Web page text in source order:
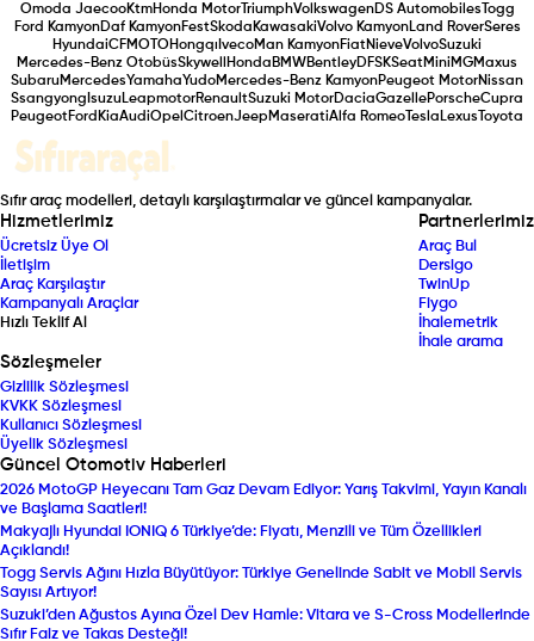
Omoda JaecooKtmHonda MotorTriumphVolkswagenDS Automobiles Togg
Ford KamyonDaf KamyonFestSkoda KawasakiVolvo KamyonLand RoverSeres
HyundaiCFMOTOHongqı IvecoMan KamyonFiatNieveVolvoSuzuki
Mercedes-Benz OtobüsSkywell Honda BMWBentleyDFSKSeatMini MGMaxus
SubaruMercedesYamahaYudoMercedes-Benz KamyonPeugeot MotorNissan
Ssangyong IsuzuLeapmotorRenaultSuzuki MotorDaciaGazellePorscheCupra
PeugeotFord KiaAudiOpel CitroenJeep MaseratiAlfa Romeo Tesla Lexus Toyota
Sıfır araç modelleri, detaylı karşılaştırmalar ve güncel kampanyalar.
Hizmetlerimiz
Ücretsiz Üye Ol
İletişim
Araç Karşılaştır
Kampanyalı Araçlar
Hızlı Teklif Al
Partnerlerimiz
Araç Bul
Dersigo
TwinUp
Fiygo
İhalemetrik
İhale arama
Sözleşmeler
Gizlilik Sözleşmesi
KVKK Sözleşmesi
Kullanıcı Sözleşmesi
Üyelik Sözleşmesi
Güncel Otomotiv Haberleri
2026 MotoGP Heyecanı Tam Gaz Devam Ediyor: Yarış Takvimi, Yayın Kanalı
ve Başlama Saatleri!
Makyajlı Hyundai IONIQ 6 Türkiye’de: Fiyatı, Menzili ve Tüm Özellikleri
Açıklandı!
Togg Servis Ağını Hızla Büyütüyor: Türkiye Genelinde Sabit ve Mobil Servis
Sayısı Artıyor!
Suzuki’den Ağustos Ayına Özel Dev Hamle: Vitara ve S-Cross Modellerinde
Sıfır Faiz ve Takas Desteği!